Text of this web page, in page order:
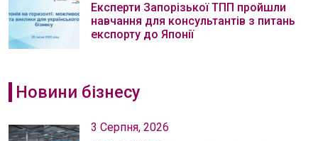
Експерти Запорізької ТПП пройшли
навчання для консультантів з питань
експорту до Японії
Новини бізнесу
3 Серпня, 2026